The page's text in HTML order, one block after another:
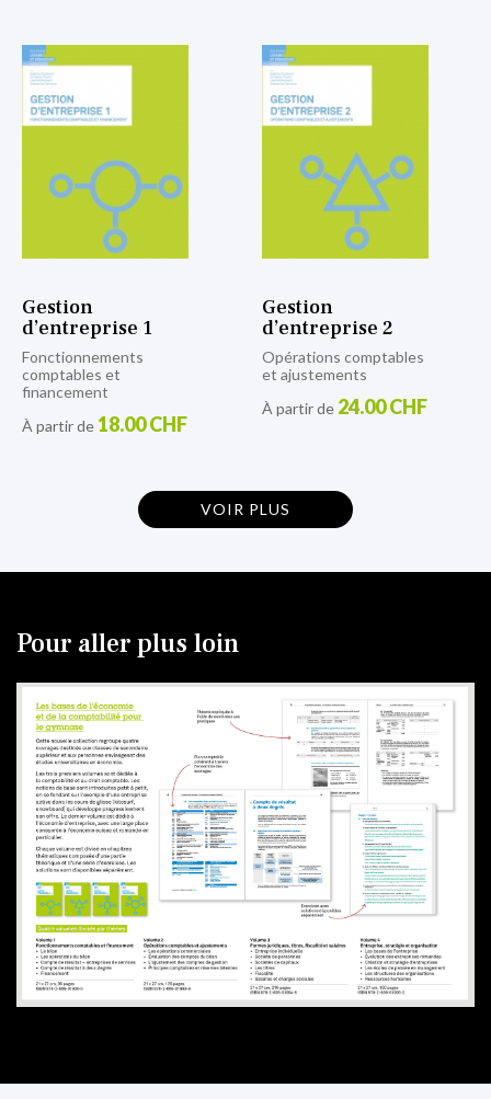
Gestion
d’entreprise 1
Fonctionnements
comptables et
financement
À partir de 18.00 CHF
Gestion
d’entreprise 2
Opérations comptables
et ajustements
À partir de 24.00 CHF
VOIR PLUS
Pour aller plus loin